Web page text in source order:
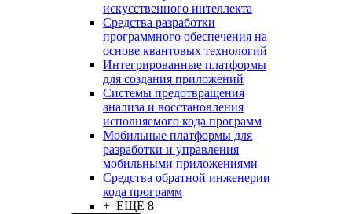
искусственного интеллекта
Средства разработки
программного обеспечения на
основе квантовых технологий
Интегрированные платформы
для создания приложений
Системы предотвращения
анализа и восстановления
исполняемого кода программ
Мобильные платформы для
разработки и управления
мобильными приложениями
Средства обратной инженерии
кода программ
+ ЕЩЕ 8